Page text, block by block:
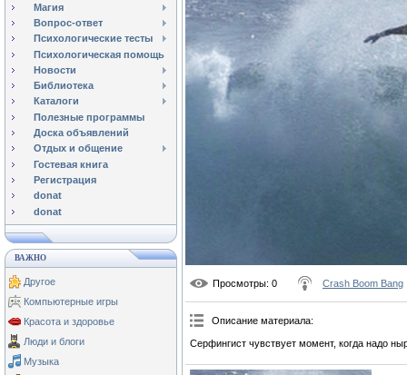
Магия
Вопрос-ответ
Психологические тесты
Психологическая помощь
Новости
Библиотека
Каталоги
Полезные программы
Доска объявлений
Отдых и общение
Гостевая книга
Регистрация
donat
donat
ВАЖНО
Другое
Компьютерные игры
Красота и здоровье
Люди и блоги
Музыка
Просмотры: 0 Crash Boom Bang
Описание материала:
Серфингист чувствует момент, когда надо